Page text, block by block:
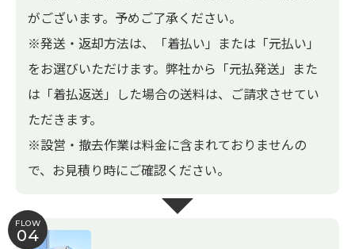
がございます。予めご了承ください。
※発送・返却方法は、「着払い」または「元払い」
をお選びいただけます。弊社から「元払発送」また
は「着払返送」した場合の送料は、ご請求させてい
ただきます。
※設営・撤去作業は料金に含まれておりませんの
で、お見積り時にご確認ください。
FLOW
04